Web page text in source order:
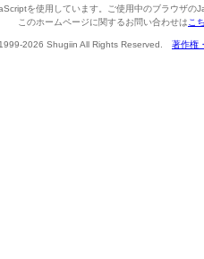
を使用しています。ご使用中のブラウザの
このホームページに関するお問い合わせは こ
2026 Shugiin All Rights Reserved. 著作権